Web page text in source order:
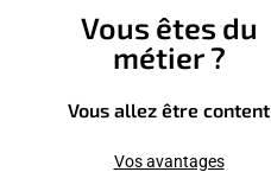
Vous êtes du
métier ?
Vous allez être content
Vos avantages